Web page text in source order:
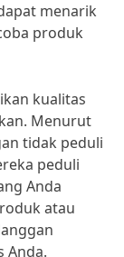
menarik
produk
kualitas
Menurut
tidak peduli
peduli
Anda
atau
Anda.